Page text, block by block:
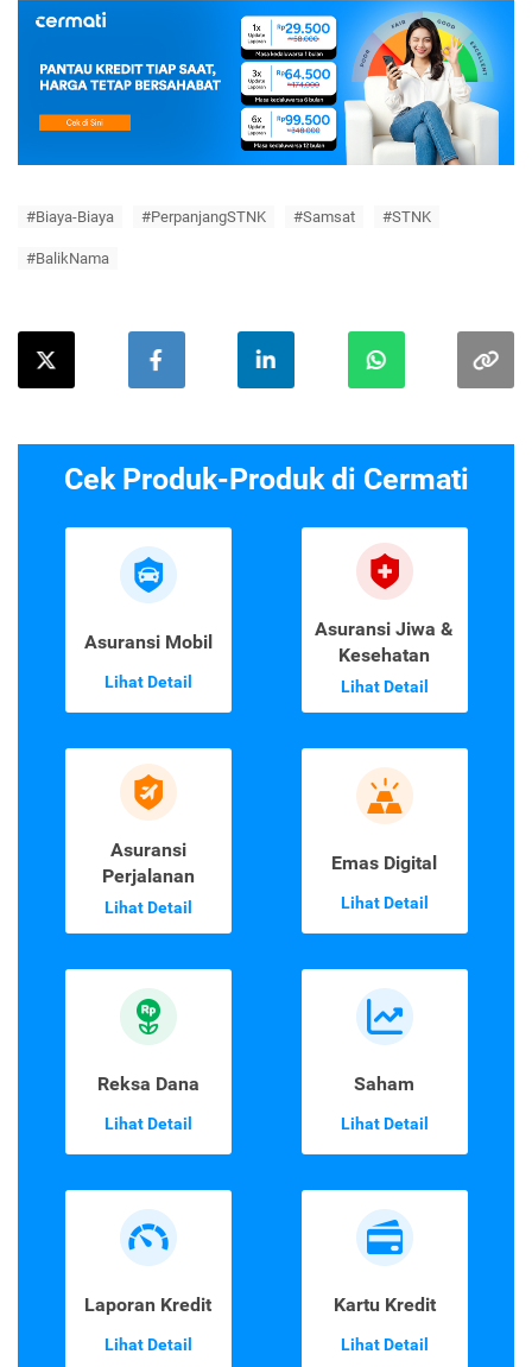
#Biaya-Biaya #PerpanjangSTNK #Samsat #STNK
#BalikNama
Cek Produk-Produk di Cermati
Asuransi Mobil
Lihat Detail
Asuransi Jiwa &
Kesehatan
Lihat Detail
Asuransi
Perjalanan
Lihat Detail
Emas Digital
Lihat Detail
Reksa Dana
Lihat Detail
Saham
Lihat Detail
Laporan Kredit
Lihat Detail
Kartu Kredit
Lihat Detail